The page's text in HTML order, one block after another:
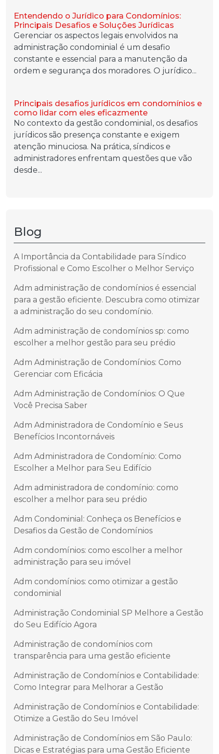
Entendendo o Jurídico para Condomínios:
Principais Desafios e Soluções Jurídicas
Gerenciar os aspectos legais envolvidos na
administração condominial é um desafio
constante e essencial para a manutenção da
ordem e segurança dos moradores. O jurídico...
Principais desafios jurídicos em condomínios e
como lidar com eles eficazmente
No contexto da gestão condominial, os desafios
jurídicos são presença constante e exigem
atenção minuciosa. Na prática, síndicos e
administradores enfrentam questões que vão
desde...
Blog
A Importância da Contabilidade para Síndico
Profissional e Como Escolher o Melhor Serviço
Adm administração de condomínios é essencial
para a gestão eficiente. Descubra como otimizar
a administração do seu condomínio.
Adm administração de condomínios sp: como
escolher a melhor gestão para seu prédio
Adm Administração de Condomínios: Como
Gerenciar com Eficácia
Adm Administração de Condomínios: O Que
Você Precisa Saber
Adm Administradora de Condomínio e Seus
Benefícios Incontornáveis
Adm Administradora de Condomínio: Como
Escolher a Melhor para Seu Edifício
Adm administradora de condomínio: como
escolher a melhor para seu prédio
Adm Condominial: Conheça os Benefícios e
Desafios da Gestão de Condomínios
Adm condomínios: como escolher a melhor
administração para seu imóvel
Adm condomínios: como otimizar a gestão
condominial
Administração Condominial SP Melhore a Gestão
do Seu Edifício Agora
Administração de condomínios com
transparência para uma gestão eficiente
Administração de Condomínios e Contabilidade:
Como Integrar para Melhorar a Gestão
Administração de Condomínios e Contabilidade:
Otimize a Gestão do Seu Imóvel
Administração de Condomínios em São Paulo:
Dicas e Estratégias para uma Gestão Eficiente